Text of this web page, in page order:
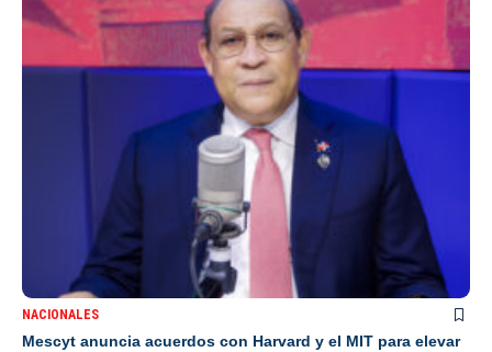
NACIONALES
Mescyt anuncia acuerdos con Harvard y el MIT para elevar